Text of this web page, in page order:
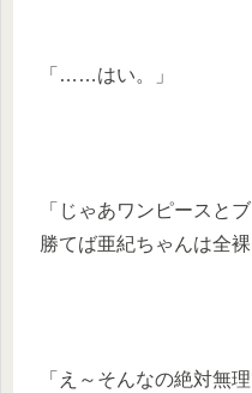
「……はい。」
「じゃあワンピースと
勝てば亜紀ちゃんは全
「え～そんなの絶対